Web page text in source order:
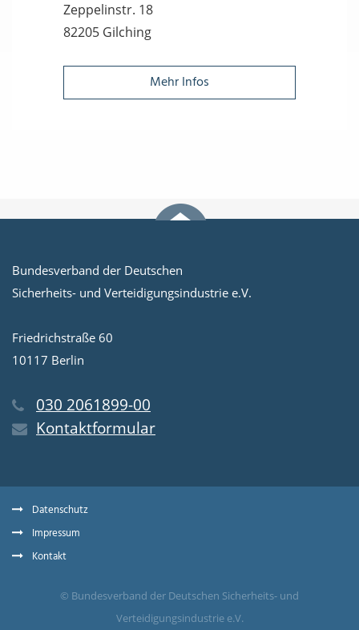
Zeppelinstr. 18
82205 Gilching
Mehr Infos
Bundesverband der Deutschen
Sicherheits- und Verteidigungsindustrie e.V.
Friedrichstraße 60
10117 Berlin
030 2061899-00
Kontaktformular
Datenschutz
Impressum
Kontakt
© Bundesverband der Deutschen Sicherheits- und
Verteidigungsindustrie e.V.